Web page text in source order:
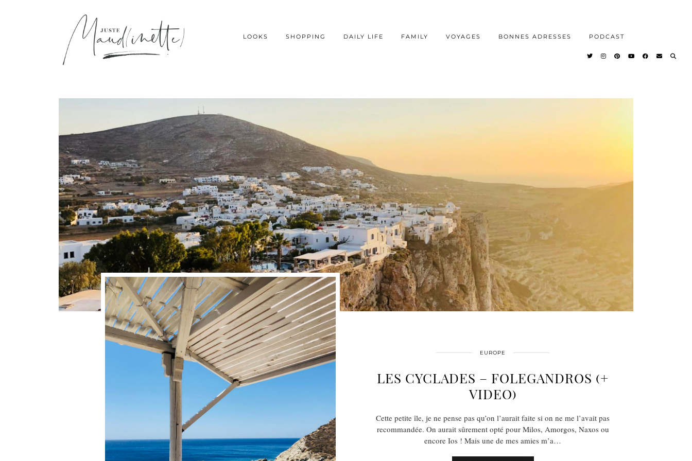
LOOKS SHOPPING DAILY LIFE FAMILY VOYAGES BONNES ADRESSES PODCAST
EUROPE
LES CYCLADES – FOLEGANDROS (+
VIDEO)
Cette petite île, je ne pense pas qu’on l’aurait faite si on ne me l’avait pas
recommandée. On aurait sûrement opté pour Milos, Amorgos, Naxos ou
encore Ios ! Mais une de mes amies m’a…